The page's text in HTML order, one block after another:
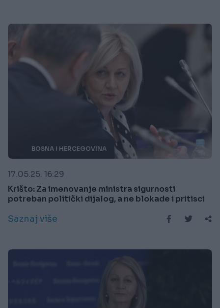
BOSNA I HERCEGOVINA
17.05.25. 16:29
Krišto: Za imenovanje ministra sigurnosti
potreban politički dijalog, a ne blokade i pritisci
Saznaj više